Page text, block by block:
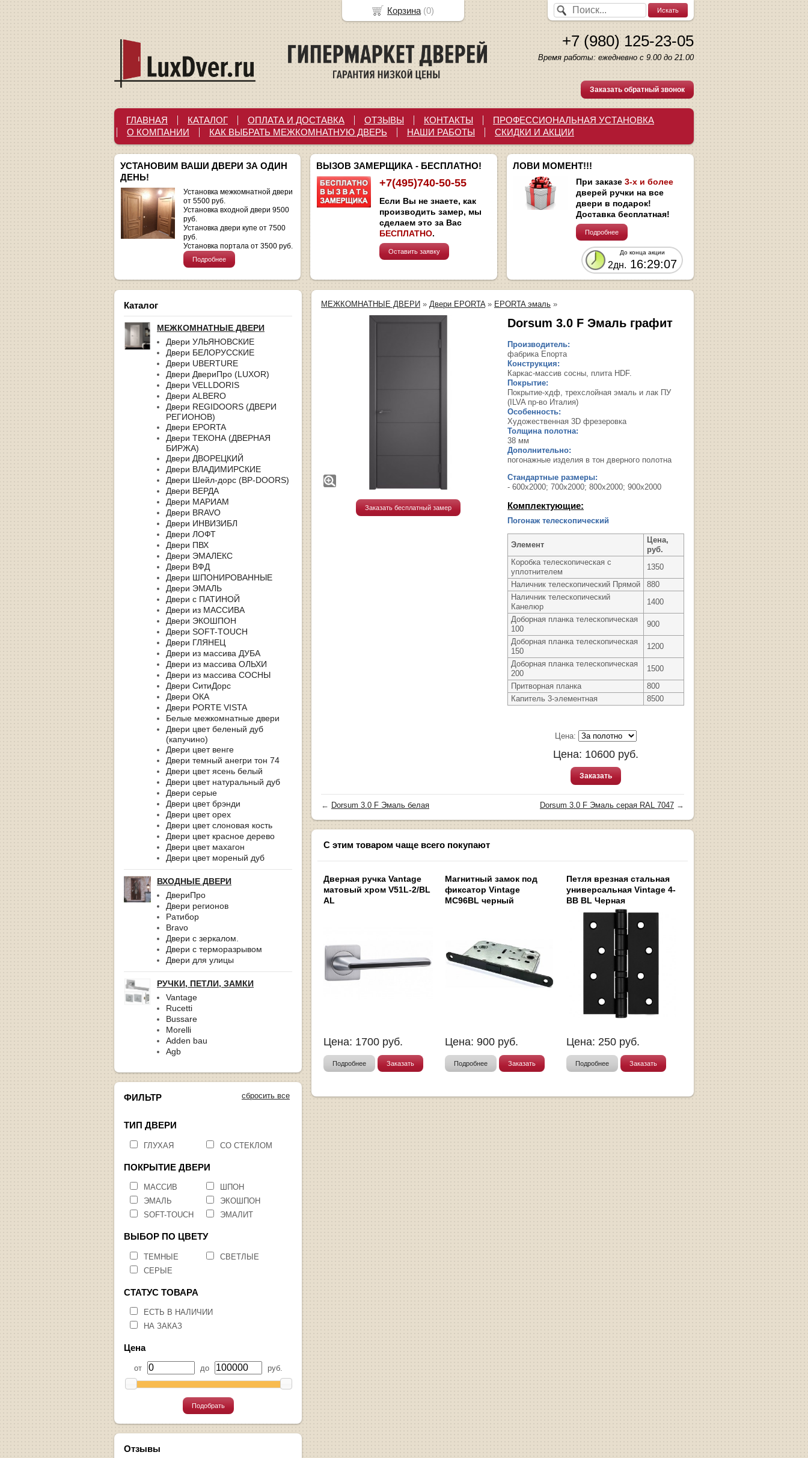
+7 (980) 125-23-05
Время работы: ежедневно с 9.00 до 21.00
Заказать обратный звонок
ГЛАВНАЯ КАТАЛОГ ОПЛАТА И ДОСТАВКА ОТЗЫВЫ КОНТАКТЫ
ПРОФЕССИОНАЛЬНАЯ УСТАНОВКА
О КОМПАНИИ
КАК ВЫБРАТЬ МЕЖКОМНАТНУЮ ДВЕРЬ НАШИ РАБОТЫ СКИДКИ И АКЦИИ
УСТАНОВИМ ВАШИ ДВЕРИ ЗА ОДИН
ДЕНЬ!
Установка межкомнатной двери
от 5500 руб.
Установка входной двери 9500
руб.
Установка двери купе от 7500
руб.
Установка портала от 3500 руб.
Подробнее
ВЫЗОВ ЗАМЕРЩИКА - БЕСПЛАТНО!
+7(495)740-50-55
Если Вы не знаете, как
производить замер, мы
сделаем это за Вас
БЕСПЛАТНО.
Оставить заявку
ЛОВИ МОМЕНТ!!!
При заказе 3-х и более
дверей ручки на все
двери в подарок!
Доставка бесплатная!
Подробнее
До конца акции
2дн. 16:29:06
Каталог
МЕЖКОМНАТНЫЕ ДВЕРИ
Двери УЛЬЯНОВСКИЕ
Двери БЕЛОРУССКИЕ
Двери UBERTURE
Двери ДвериПро (LUXOR)
Двери VELLDORIS
Двери ALBERO
Двери REGIDOORS (ДВЕРИ
РЕГИОНОВ)
Двери EPORTA
Двери ТЕКОНА (ДВЕРНАЯ
БИРЖА)
Двери ДВОРЕЦКИЙ
Двери ВЛАДИМИРСКИЕ
Двери Шейл-дорс (BP-DOORS)
Двери ВЕРДА
Двери МАРИАМ
Двери BRAVO
Двери ИНВИЗИБЛ
Двери ЛОФТ
Двери ПВХ
Двери ЭМАЛЕКС
Двери ВФД
Двери ШПОНИРОВАННЫЕ
Двери ЭМАЛЬ
Двери с ПАТИНОЙ
Двери из МАССИВА
Двери ЭКОШПОН
Двери SOFT-TOUCH
Двери ГЛЯНЕЦ
Двери из массива ДУБА
Двери из массива ОЛЬХИ
Двери из массива СОСНЫ
Двери СитиДорс
Двери ОКА
Двери PORTE VISTA
Белые межкомнатные двери
Двери цвет беленый дуб
(капучино)
Двери цвет венге
Двери темный анегри тон 74
Двери цвет ясень белый
Двери цвет натуральный дуб
Двери серые
Двери цвет брэнди
Двери цвет орех
Двери цвет слоновая кость
Двери цвет красное дерево
Двери цвет махагон
Двери цвет мореный дуб
ВХОДНЫЕ ДВЕРИ
ДвериПро
Двери регионов
Ратибор
Bravo
Двери с зеркалом.
Двери с терморазрывом
Двери для улицы
РУЧКИ, ПЕТЛИ, ЗАМКИ
Vantage
Rucetti
Bussare
Morelli
Adden bau
Agb
сбросить все
ФИЛЬТР
ТИП ДВЕРИ
ГЛУХАЯ СО СТЕКЛОМ
ПОКРЫТИЕ ДВЕРИ
МАССИВ
ШПОН
ЭМАЛЬ
ЭКОШПОН
SOFT-TOUCH
ЭМАЛИТ
ВЫБОР ПО ЦВЕТУ
ТЕМНЫЕ
СВЕТЛЫЕ
СЕРЫЕ
СТАТУС ТОВАРА
ЕСТЬ В НАЛИЧИИ
НА ЗАКАЗ
Цена
от до руб.
Подобрать
Отзывы
МЕЖКОМНАТНЫЕ ДВЕРИ » Двери EPORTA» EPORTA эмаль »
Заказать бесплатный замер
Dorsum 3.0 F Эмаль графит
Производитель:
фабрика Епорта
Конструкция:
Каркас-массив сосны, плита HDF.
Покрытие:
Покрытие-хдф, трехслойная эмаль и лак ПУ
(ILVA пр-во Италия)
Особенность:
Художественная 3D фрезеровка
Толщина полотна:
38 мм
Дополнительно:
погонажные изделия в тон дверного полотна
Стандартные размеры:
- 600х2000; 700х2000; 800х2000; 900х2000
Комплектующие:
Погонаж телескопический
Элемент
Цена,
руб.
Коробка телескопическая с
уплотнителем
1350
Наличник телескопический Прямой
880
Наличник телескопический
Канелюр
1400
Доборная планка телескопическая
100
900
Доборная планка телескопическая
150
1200
Доборная планка телескопическая
200
1500
Притворная планка
800
Капитель 3-элементная
8500
Цена:
Цена: 10600 руб.
Заказать
← Dorsum 3.0 F Эмаль белая Dorsum 3.0 F Эмаль серая RAL 7047 →
С этим товаром чаще всего покупают
Дверная ручка Vantage
матовый хром V51L-2/BL
AL
Цена: 1700 руб.
Подробнее Заказать
Магнитный замок под
фиксатор Vintage
MC96BL черный
Цена: 900 руб.
Подробнее Заказать
Петля врезная стальная
универсальная Vintage 4-
BB BL Черная
Цена: 250 руб.
Подробнее Заказать
Корзина (0)